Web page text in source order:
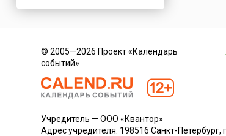
Новая Зеландия
Норвегия
ОАЭ
Оман
Палестина
© 2005—2026 Проект «Календарь
событий»
Учредитель — ООО «Квантор»
Адрес учредителя: 198516 Санкт-Петербург,